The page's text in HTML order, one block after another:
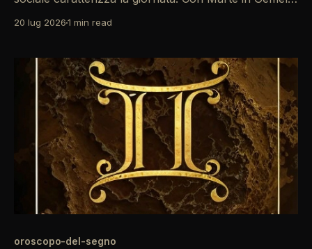
esprimere le tue idee e collaborare con gli altri. Non
nelle relazioni. La giornata si presenta ricca di
20 lug 20261 min read
oroscopo-del-segno